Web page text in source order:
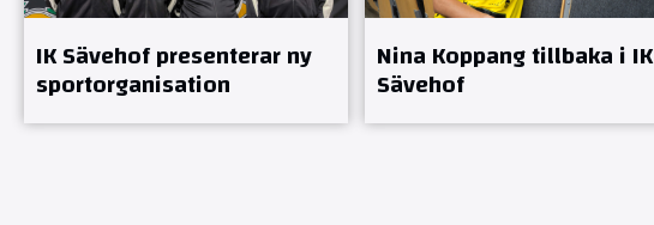
IK Sävehof presenterar ny
sportorganisation
Nina Koppang tillbaka i IK
Sävehof